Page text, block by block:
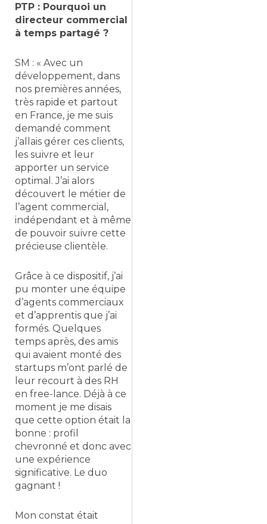
PTP : Pourquoi un
directeur commercial
à temps partagé ?
SM : « Avec un
développement, dans
nos premières années,
très rapide et partout
en France, je me suis
demandé comment
j’allais gérer ces clients,
les suivre et leur
apporter un service
optimal. J’ai alors
découvert le métier de
l’agent commercial,
indépendant et à même
de pouvoir suivre cette
précieuse clientèle.
Grâce à ce dispositif, j’ai
pu monter une équipe
d’agents commerciaux
et d’apprentis que j’ai
formés. Quelques
temps après, des amis
qui avaient monté des
startups m’ont parlé de
leur recourt à des RH
en free-lance. Déjà à ce
moment je me disais
que cette option était la
bonne : profil
chevronné et donc avec
une expérience
significative. Le duo
gagnant !
Mon constat était